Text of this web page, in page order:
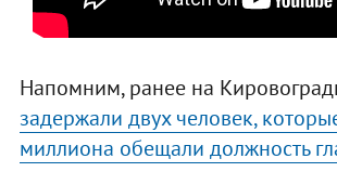
Напомним, ранее на
задержали двух человек,
миллиона обещали должность